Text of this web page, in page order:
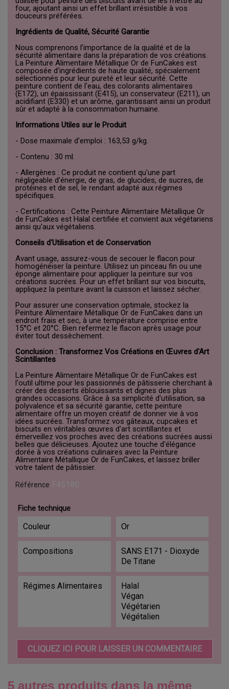
four, ajoutant ainsi un effet brillant irrésistible à vos
douceurs préférées.
Ingrédients de Qualité, Sécurité Garantie
Nous comprenons l'importance de la qualité et de la
sécurité alimentaire dans la préparation de vos créations.
La Peinture Alimentaire Métallique Or de FunCakes est
composée d'ingrédients de haute qualité, spécialement
sélectionnés pour leur pureté et leur sécurité. Cette
peinture contient de l'eau, des colorants alimentaires
(E172), un épaississant (E415), un conservateur (E211), un
acidifiant (E330) et un arôme, garantissant ainsi un produit
sûr et adapté à la consommation humaine.
Informations Utiles sur le Produit
- Dose maximale d'emploi : 163,53 g/kg.
- Contenu : 30 ml.
- Allergènes : Ce produit ne contient qu'une part
négligeable d'énergie, de gras, de glucides, de sucres, de
protéines et de sel, le rendant adapté aux régimes
spécifiques.
- Certifications : Cette Peinture Alimentaire Métallique Or
de FunCakes est Halal certifiée et convient aux végétariens
ainsi qu'aux végétaliens.
Conseils d'Utilisation et de Conservation
Avant usage, assurez-vous de secouer le flacon pour
homogénéiser la peinture. Utilisez un pinceau fin ou une
éponge alimentaire pour appliquer la peinture sur vos
créations sucrées. Pour un effet brillant sur vos biscuits,
appliquez la peinture avant la cuisson et laissez sécher.
Pour assurer une conservation optimale, stockez la
Peinture Alimentaire Métallique Or de FunCakes dans un
endroit frais et sec, à une température comprise entre
15°C et 20°C. Bien refermez le flacon après usage pour
éviter tout dessèchement.
Conclusion : Transformez Vos Créations en Œuvres d'Art
Scintillantes
La Peinture Alimentaire Métallique Or de FunCakes est
l'outil ultime pour les passionnés de pâtisserie cherchant à
créer des desserts éblouissants et dignes des plus
grandes occasions. Grâce à sa simplicité d'utilisation, sa
polyvalence et sa sécurité garantie, cette peinture
alimentaire offre un moyen créatif de donner vie à vos
idées sucrées. Transformez vos gâteaux, cupcakes et
biscuits en véritables œuvres d'art scintillantes et
émerveillez vos proches avec des créations sucrées aussi
belles que délicieuses. Ajoutez une touche d'élégance
dorée à vos créations culinaires avec la Peinture
Alimentaire Métallique Or de FunCakes, et laissez briller
votre talent de pâtissier.
Référence
Fiche technique
Couleur Or
Compositions
SANS E171 - Dioxyde
De Titane
Régimes Alimentaires
Halal
Végan
Végétarien
Végétalien
CLIQUEZ ICI POUR LAISSER UN COMMENTAIRE
5 autres produits dans la même